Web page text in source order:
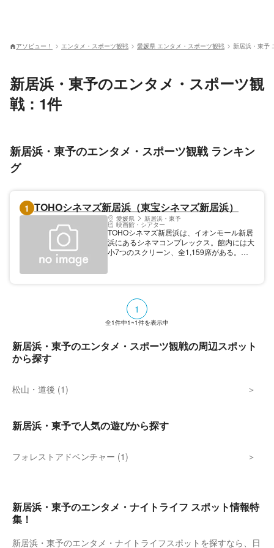
アソビュー！ エンタメ・スポーツ観戦 愛媛県 エンタメ・スポーツ観戦 新居浜・東予
新居浜・東予のエンタメ・スポーツ観
戦：1件
新居浜・東予のエンタメ・スポーツ観戦 ランキン
グ
1 TOHOシネマズ新居浜（東宝シネマズ新居浜）
愛媛県 新居浜・東予
映画館・シアター
TOHOシネマズ新居浜は、イオンモール新居
浜にあるシネマコンプレックス。館内には大
小7つのスクリーン、全1,159席がある。全
日はTOHOウェンズデとして料金が1,200円
になるなど、各種割引サービスあり。
1
全1件中1~1件を表示中
新居浜・東予のエンタメ・スポーツ観戦の周辺スポット
から探す
松山・道後 (1)
新居浜・東予で人気の遊びから探す
フォレストアドベンチャー (1)
新居浜・東予のエンタメ・ナイトライフ スポット情報特
集！
新居浜・東予のエンタメ・ナイトライフスポットを探すなら、日